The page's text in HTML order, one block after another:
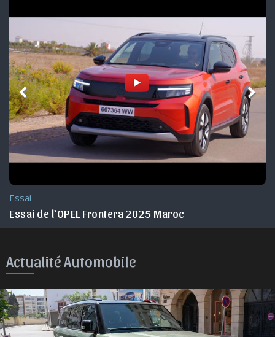
Essai
Essai de l'OPEL Frontera 2025 Maroc
Actualité Automobile